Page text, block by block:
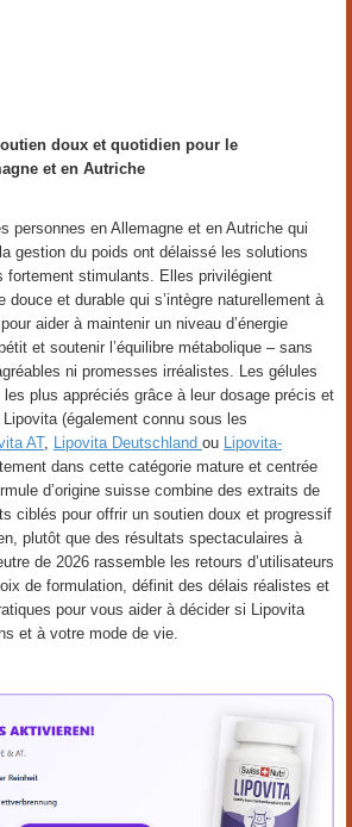
doux et quotidien pour le
et en Autriche
personnes en Allemagne et en Autriche qui
gestion du poids ont délaissé les solutions
fortement stimulants. Elles privilégient
douce et durable qui s’intègre naturellement à
aider à maintenir un niveau d’énergie
et soutenir l’équilibre métabolique – sans
ni promesses irréalistes. Les gélules
les plus appréciés grâce à leur dosage précis et
Lipovita (également connu sous les
AT, Lipovita Deutschland ou Lipovita-
dans cette catégorie mature et centrée
d’origine suisse combine des extraits de
ciblés pour offrir un soutien doux et progressif
plutôt que des résultats spectaculaires à
de 2026 rassemble les retours d’utilisateurs
de formulation, définit des délais réalistes et
pour vous aider à décider si Lipovita
et à votre mode de vie.